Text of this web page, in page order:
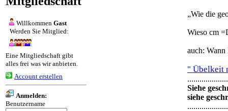
Willkommen Gast
Werden Sie Mitglied:
Eine Mitgliedschaft gibt
alles frei was wir anbieten.
Account erstellen
Anmelden:
Benutzername
„Wie die
Wieso cm
auch: Wann
" Übelkeit
Siehe
siehe